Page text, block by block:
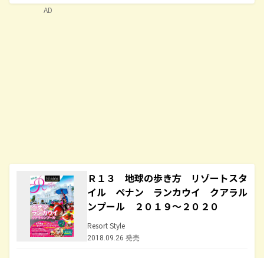
Ｒ１３ 地球の歩き方 リゾートスタ
イル ペナン ランカウイ クアラル
ンプール ２０１９～２０２０
Resort Style
2018.09.26 発売
AD